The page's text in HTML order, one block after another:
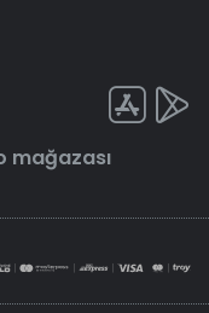
mağazası